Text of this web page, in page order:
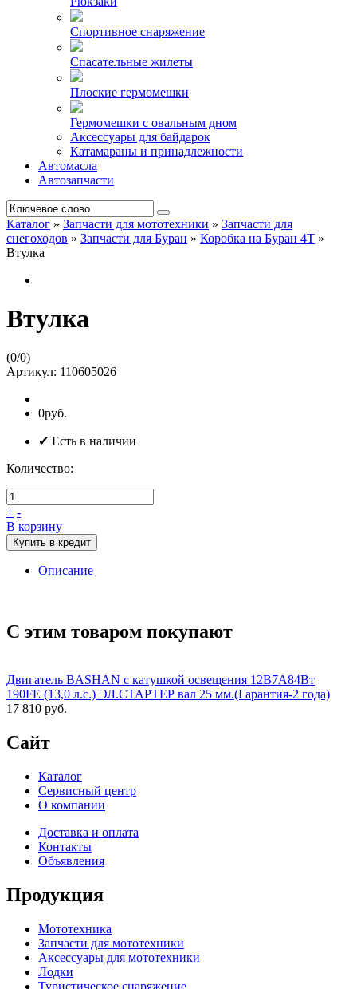
Спортивное снаряжение
Спасательные жилеты
Плоские гермомешки
Гермомешки с овальным дном
Аксессуары для байдарок
Катамараны и принадлежности
Автомасла
Автозапчасти
Каталог » Запчасти для мототехники » Запчасти для
снегоходов » Запчасти для Буран » Коробка на Буран 4Т »
Втулка
Втулка
(0/0)
Артикул: 110605026
0руб.
✔ Есть в наличии
Количество:
+ -
В корзину
Купить в кредит
Описание
С этим товаром покупают
Двигатель BASHAN с катушкой освещения 12В7А84Вт
190FE (13,0 л.с.) ЭЛ.СТАРТЕР вал 25 мм.(Гарантия-2 года)
17 810 руб.
Сайт
Каталог
Сервисный центр
О компании
Доставка и оплата
Контакты
Объявления
Продукция
Мототехника
Запчасти для мототехники
Аксессуары для мототехники
Лодки
Туристическое снаряжение